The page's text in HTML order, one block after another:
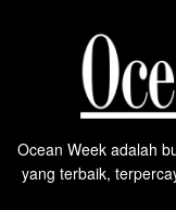
Ocean Week adalah
yang terbaik,